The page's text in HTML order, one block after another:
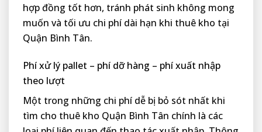
hợp đồng tốt hơn, tránh phát sinh không mong
muốn và tối ưu chi phí dài hạn khi thuê kho tại
Quận Bình Tân.
Phí xử lý pallet – phí dỡ hàng – phí xuất nhập
theo lượt
Một trong những chi phí dễ bị bỏ sót nhất khi
tìm cho thuê kho Quận Bình Tân chính là các